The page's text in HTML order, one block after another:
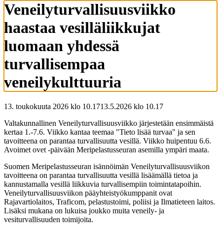
Veneilyturvallisuusviikko
haastaa vesilläliikkujat
luomaan yhdessä
turvallisempaa
veneilykulttuuria
13. toukokuuta 2026 klo 10.1713.5.2026 klo 10.17
Valtakunnallinen Veneilyturvallisuusviikko järjestetään ensimmäistä
kertaa 1.-7.6. Viikko kantaa teemaa "Tieto lisää turvaa" ja sen
tavoitteena on parantaa turvallisuutta vesillä. Viikko huipentuu 6.6.
Avoimet ovet -päivään Meripelastusseuran asemilla ympäri maata.
Suomen Meripelastusseuran isännöimän Veneilyturvallisuusviikon
tavoitteena on parantaa turvallisuutta vesillä lisäämällä tietoa ja
kannustamalla vesillä liikkuvia turvallisempiin toimintatapoihin.
Veneilyturvallisuusviikon pääyhteistyökumppanit ovat
Rajavartiolaitos, Traficom, pelastustoimi, poliisi ja Ilmatieteen laitos.
Lisäksi mukana on lukuisa joukko muita veneily- ja
vesiturvallisuuden toimijoita.